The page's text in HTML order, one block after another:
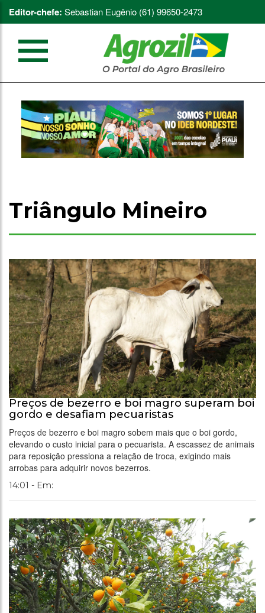
Editor-chefe: Sebastian Eugênio (61) 99650-2473
Triângulo Mineiro
Preços de bezerro e boi magro superam boi
gordo e desafiam pecuaristas
Preços de bezerro e boi magro sobem mais que o boi gordo,
elevando o custo inicial para o pecuarista. A escassez de animais
para reposição pressiona a relação de troca, exigindo mais
arrobas para adquirir novos bezerros.
14:01 - Em: